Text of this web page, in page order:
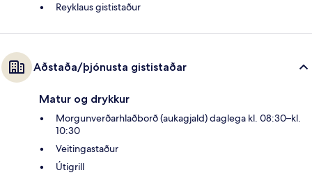
Reyklaus gististaður
Aðstaða/þjónusta gististaðar
Matur og drykkur
Morgunverðarhlaðborð (aukagjald) daglega kl. 08:30–kl.
10:30
Veitingastaður
Útigrill